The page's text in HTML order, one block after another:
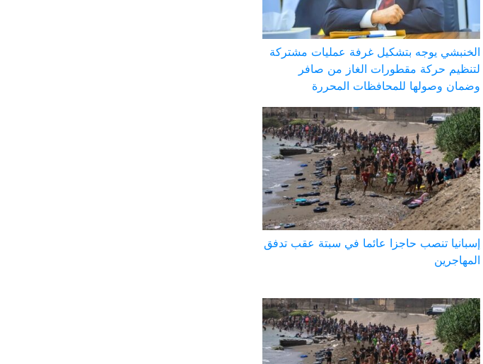
الخنبشي يوجه بتشكيل غرفة عمليات مشتركة
لتنظيم حركة مقطورات الغاز من صافر
وضمان وصولها للمحافظات المحررة
إسبانيا تنصب حاجزا عائما في سبتة عقب تدفق
المهاجرين